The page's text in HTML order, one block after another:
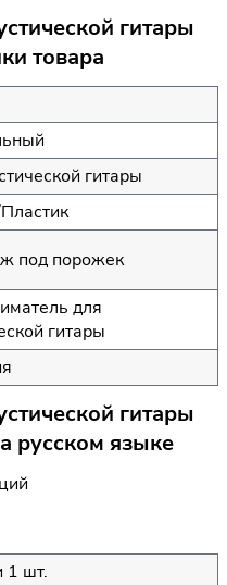
гитары
товара
гитары
под порожек
для
гитары
гитары
русском языке
1 шт.